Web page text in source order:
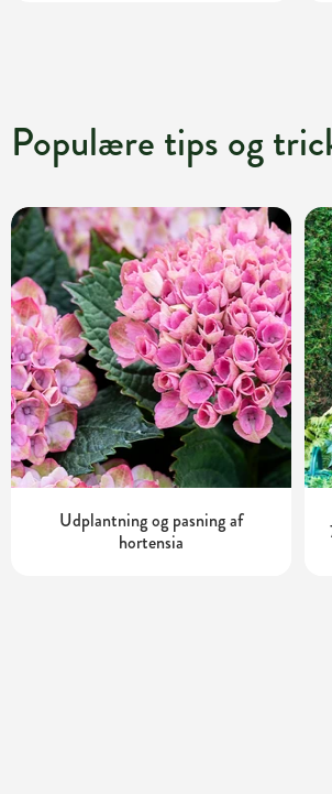
Populære tips og
Udplantning og pasning af
hortensia